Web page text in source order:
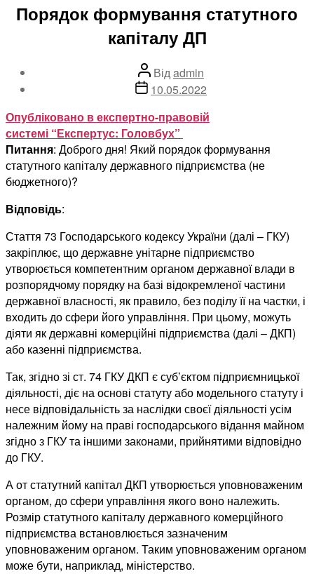
Порядок формування статутного
капіталу ДП
Автор
запису
Відadmin
Дата10.05.2022
Опубліковано в експертно-правовій
системі “Експертус: Головбух”
Питання: Доброго дня! Який порядок формування
статутного капіталу державного підприємства (не
бюджетного)?
Відповідь:
Стаття 73 Господарського кодексу України (далі – ГКУ)
закріплює, що державне унітарне підприємство
утворюється компетентним органом державної влади в
розпорядчому порядку на базі відокремленої частини
державної власності, як правило, без поділу її на частки, і
входить до сфери його управління. При цьому, можуть
діяти як державні комерційні підприємства (далі – ДКП)
або казенні підприємства.
Так, згідно зі ст. 74 ГКУ ДКП є суб’єктом підприємницької
діяльності, діє на основі статуту або модельного статуту і
несе відповідальність за наслідки своєї діяльності усім
належним йому на праві господарського відання майном
згідно з ГКУ та іншими законами, прийнятими відповідно
до ГКУ.
А от статутний капітал ДКП утворюється уповноваженим
органом, до сфери управління якого воно належить.
Розмір статутного капіталу державного комерційного
підприємства встановлюється зазначеним
уповноваженим органом. Таким уповноваженим органом
може бути, наприклад, міністерство.